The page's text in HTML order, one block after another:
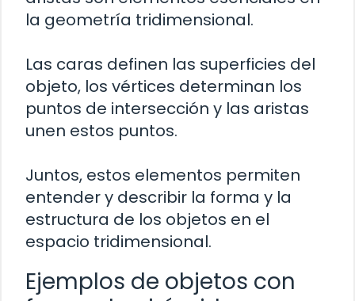
la geometría tridimensional.
Las caras definen las superficies del
objeto, los vértices determinan los
puntos de intersección y las aristas
unen estos puntos.
Juntos, estos elementos permiten
entender y describir la forma y la
estructura de los objetos en el
espacio tridimensional.
Ejemplos de objetos con